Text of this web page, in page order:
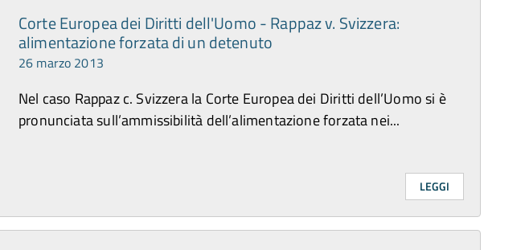
Corte Europea dei Diritti dell'Uomo - Rappaz v. Svizzera:
alimentazione forzata di un detenuto
26 marzo 2013
Nel caso Rappaz c. Svizzera la Corte Europea dei Diritti dell’Uomo si è
pronunciata sull’ammissibilità dell’alimentazione forzata nei...
LEGGI